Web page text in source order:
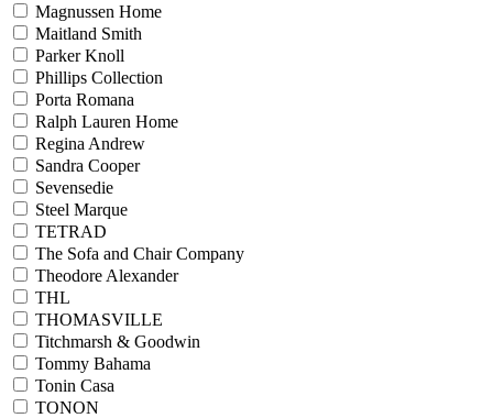
Magnussen Home
Maitland Smith
Parker Knoll
Phillips Collection
Porta Romana
Ralph Lauren Home
Regina Andrew
Sandra Cooper
Sevensedie
Steel Marque
TETRAD
The Sofa and Chair Company
Theodore Alexander
THL
THOMASVILLE
Titchmarsh & Goodwin
Tommy Bahama
Tonin Casa
TONON